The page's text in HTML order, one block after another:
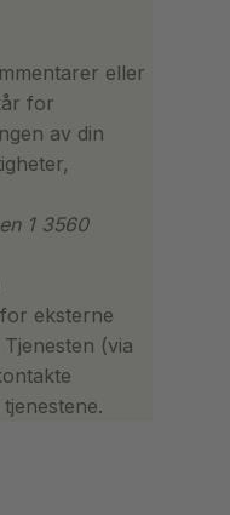
eller
for
av din
1 3560
eksterne
(via